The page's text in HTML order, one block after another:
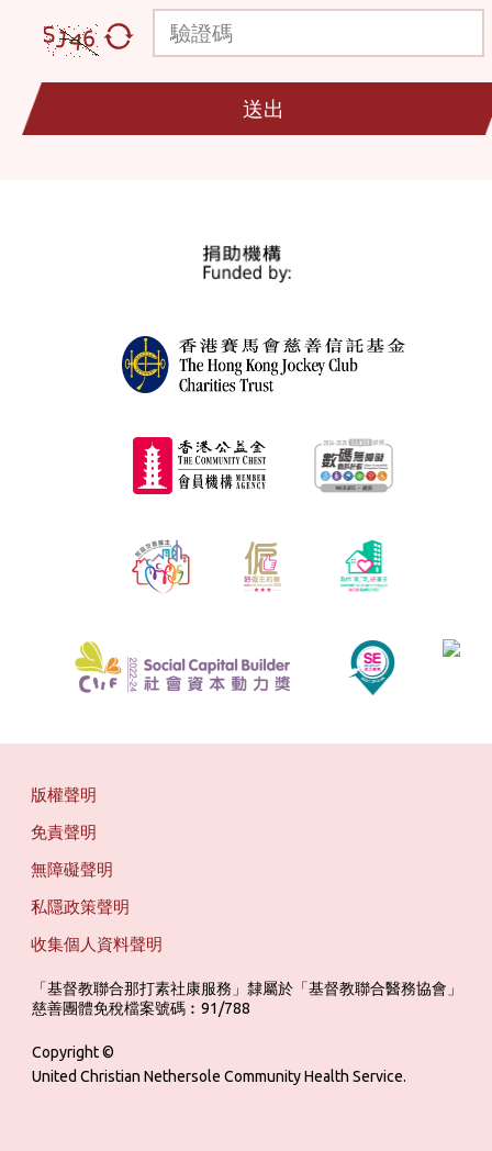
驗證碼
送出
版權聲明
免責聲明
無障礙聲明
私隱政策聲明
收集個人資料聲明
「基督教聯合那打素社康服務」隸屬於「基督教聯合醫務協會」
慈善團體免稅檔案號碼︰91/788
Copyright ©
United Christian Nethersole Community Health Service.